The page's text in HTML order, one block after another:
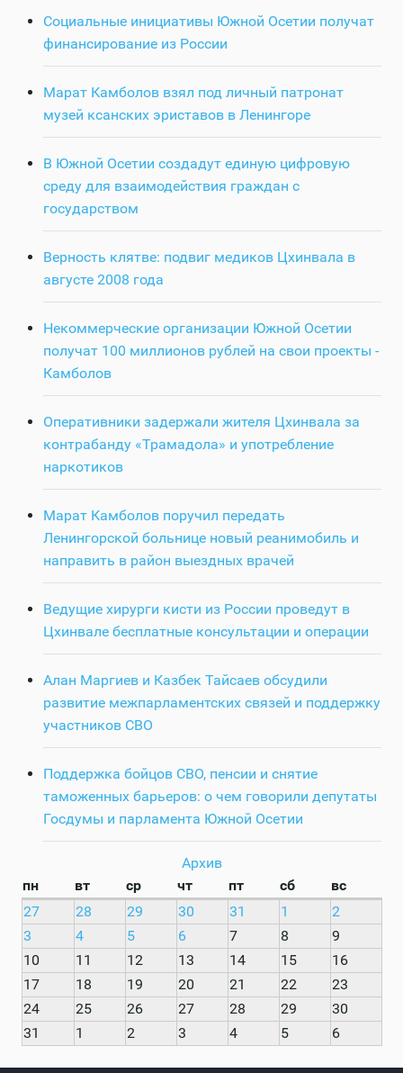
Социальные инициативы Южной Осетии получат
финансирование из России
Марат Камболов взял под личный патронат
музей ксанских эриставов в Ленингоре
В Южной Осетии создадут единую цифровую
среду для взаимодействия граждан с
государством
Верность клятве: подвиг медиков Цхинвала в
августе 2008 года
Некоммерческие организации Южной Осетии
получат 100 миллионов рублей на свои проекты -
Камболов
Оперативники задержали жителя Цхинвала за
контрабанду «Трамадола» и употребление
наркотиков
Марат Камболов поручил передать
Ленингорской больнице новый реанимобиль и
направить в район выездных врачей
Ведущие хирурги кисти из России проведут в
Цхинвале бесплатные консультации и операции
Алан Маргиев и Казбек Тайсаев обсудили
развитие межпарламентских связей и поддержку
участников СВО
Поддержка бойцов СВО, пенсии и снятие
таможенных барьеров: о чем говорили депутаты
Госдумы и парламента Южной Осетии
Архив
пн
вт ср чт пт сб
вс
27
28 29 30 31 1
2
3
4 5 6 7 8
9
10
11 12 13 14 15
16
17
18 19 20 21 22
23
24
25 26 27 28 29
30
31
1 2 3 4 5 6